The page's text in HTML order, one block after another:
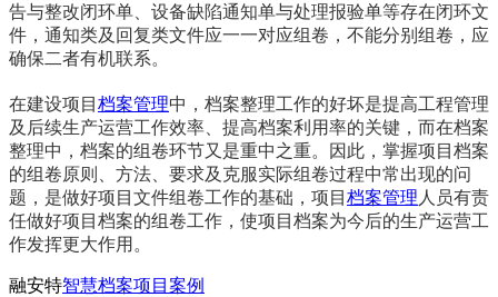
告与整改闭环单、设备缺陷通知单与处理报验单等存在闭环文
件，通知类及回复类文件应一一对应组卷，不能分别组卷，应
确保二者有机联系。
在建设项目 档案管理中，档案整理工作的好坏是提高工程管理
及后续生产运营工作效率、提高档案利用率的关键，而在档案
整理中，档案的组卷环节又是重中之重。因此，掌握项目档案
的组卷原则、方法、要求及克服实际组卷过程中常出现的问
题，是做好项目文件组卷工作的基础，项目 档案管理 人员有责
任做好项目档案的组卷工作，使项目档案为今后的生产运营工
作发挥更大作用。
融安特智慧档案项目案例